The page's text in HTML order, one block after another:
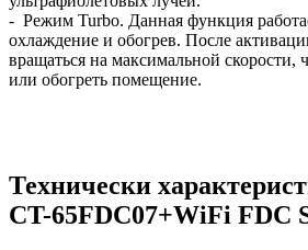
- Режим Turbo. Данная функция
охлаждение и обогрев. После
вращаться на максимальной скорости,
или обогреть помещение.
Технически
CT-65FDC07+WiFi FDC